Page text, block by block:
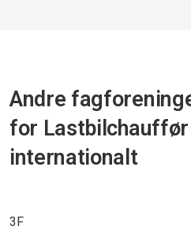
Andre
for
internationalt
3F